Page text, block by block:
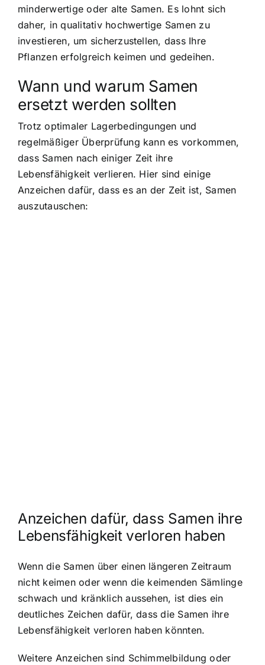
minderwertige oder alte Samen. Es lohnt sich
daher, in qualitativ hochwertige Samen zu
investieren, um sicherzustellen, dass Ihre
Pflanzen erfolgreich keimen und gedeihen.
Wann und warum Samen
ersetzt werden sollten
Trotz optimaler Lagerbedingungen und
regelmäßiger Überprüfung kann es vorkommen,
dass Samen nach einiger Zeit ihre
Lebensfähigkeit verlieren. Hier sind einige
Anzeichen dafür, dass es an der Zeit ist, Samen
auszutauschen:
Anzeichen dafür, dass Samen ihre
Lebensfähigkeit verloren haben
Wenn die Samen über einen längeren Zeitraum
nicht keimen oder wenn die keimenden Sämlinge
schwach und kränklich aussehen, ist dies ein
deutliches Zeichen dafür, dass die Samen ihre
Lebensfähigkeit verloren haben könnten.
Weitere Anzeichen sind Schimmelbildung oder